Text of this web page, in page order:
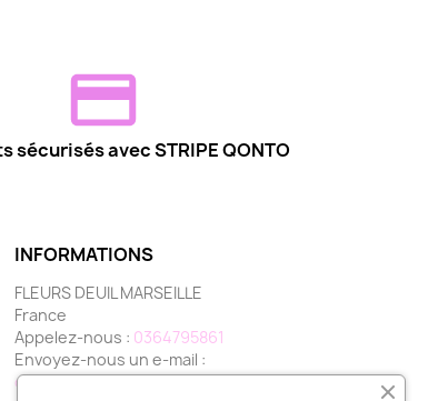
sécurisés avec STRIPE QONTO
INFORMATIONS
FLEURS DEUIL MARSEILLE
France
Appelez-nous : 0364795861
Envoyez-nous un e-mail :
contact@fleurs-deuil-marseille.com